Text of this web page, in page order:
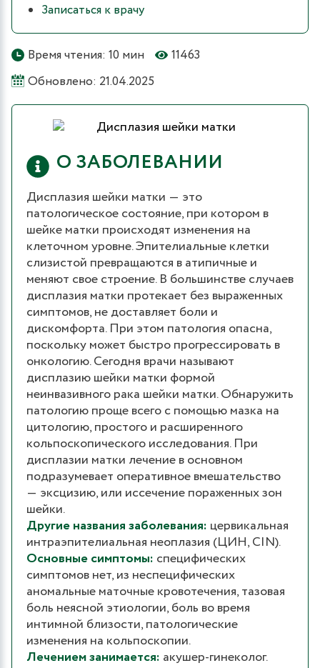
Время чтения: 10 мин
11463
Обновлено: 21.04.2025
О ЗАБОЛЕВАНИИ
Дисплазия шейки матки ― это
патологическое состояние, при котором в
шейке матки происходят изменения на
клеточном уровне. Эпителиальные клетки
слизистой превращаются в атипичные и
меняют свое строение. В большинстве случаев
дисплазия матки протекает без выраженных
симптомов, не доставляет боли и
дискомфорта. При этом патология опасна,
поскольку может быстро прогрессировать в
онкологию. Сегодня врачи называют
дисплазию шейки матки формой
неинвазивного рака шейки матки. Обнаружить
патологию проще всего с помощью мазка на
цитологию, простого и расширенного
кольпоскопического исследования. При
дисплазии матки лечение в основном
подразумевает оперативное вмешательство
― эксцизию, или иссечение пораженных зон
шейки.
Другие названия заболевания: цервикальная
интраэпителиальная неоплазия (ЦИН, CIN).
Основные симптомы: специфических
симптомов нет, из неспецифических
аномальные маточные кровотечения, тазовая
боль неясной этиологии, боль во время
интимной близости, патологические
изменения на кольпоскопии.
Лечением занимается: акушер-гинеколог.
Записаться к врачу